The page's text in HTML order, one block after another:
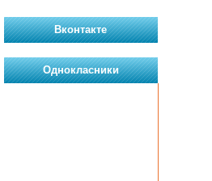
Вконтакте
Однокласники